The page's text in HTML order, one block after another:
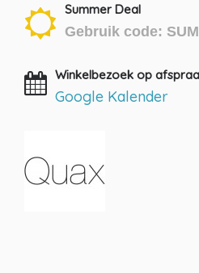
Summer Deal
Gebruik code:
Winkelbezoek op
Google Kalender